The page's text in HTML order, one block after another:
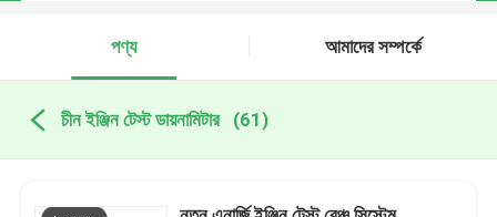
পণ্য আমাদের সম্পর্কে
চীন ইঞ্জিন টেস্ট ডায়নামিটার (61)